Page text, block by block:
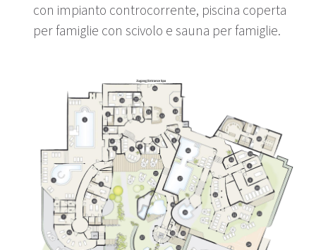
con impianto controcorrente, piscina coperta
per famiglie con scivolo e sauna per famiglie.